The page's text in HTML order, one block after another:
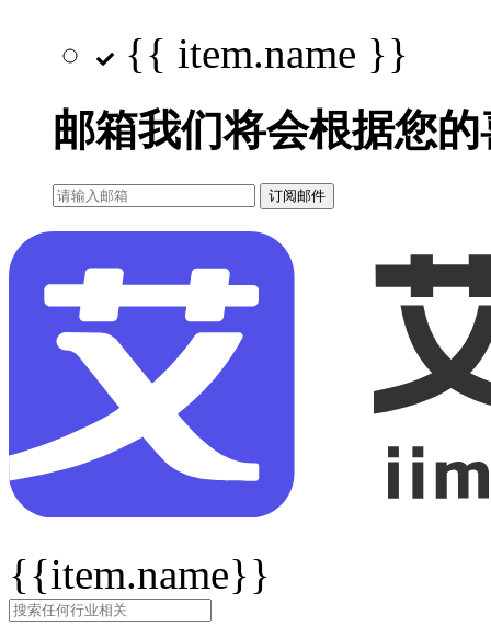
{{ item.name }}
邮箱我们将会根据您
订阅邮件
{{item.name}}